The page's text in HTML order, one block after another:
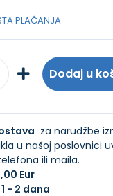
PLAĆANJA
Dodaj u
za narudžbe
u našoj poslovnici
ili maila.
Eur
1 - 2 dana